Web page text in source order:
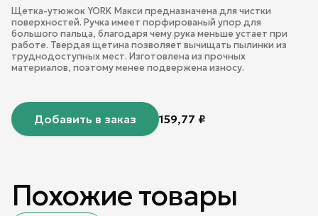
Щетка-утюжок YORK Макси предназначена для чистки
поверхностей. Ручка имеет порфированый упор для
большого пальца, благодаря чему рука меньше устает при
работе. Твердая щетина позволяет вычищать пылинки из
труднодоступных мест. Изготовлена из прочных
материалов, поэтому менее подвержена износу.
Добавить в заказ 159,77 ₽
Похожие товары